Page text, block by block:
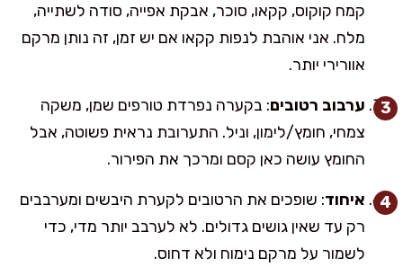
קמח קוקוס, קקאו, סוכר, אבקת אפייה, סודה לשתייה,
מלח. אני אוהבת לנפות קקאו אם יש זמן, זה נותן מרקם
אוורירי יותר.
ערבוב רטובים: בקערה נפרדת טורפים שמן, משקה
צמחי, חומץ/לימון, וניל. התערובת נראית פשוטה, אבל
החומץ עושה כאן קסם ומרכך את הפירור.
איחוד: שופכים את הרטובים לקערת היבשים ומערבבים
רק עד שאין גושים גדולים. לא לערבב יותר מדי, כדי
לשמור על מרקם נימוח ולא דחוס.